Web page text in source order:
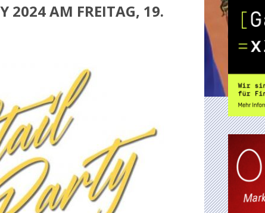
2024 AM FREITAG, 19.